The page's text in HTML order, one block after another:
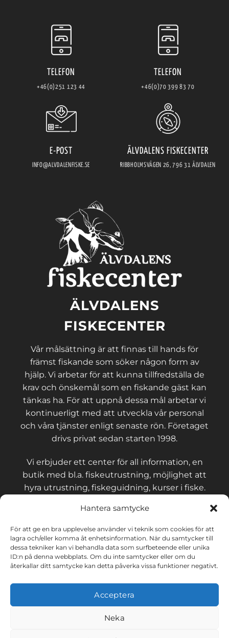
Hantera samtycke
För att ge en bra upplevelse använder vi teknik som cookies för att
lagra och/eller komma åt enhetsinformation. När du samtycker till
dessa tekniker kan vi behandla data som surfbeteende eller unika
ID:n på denna webbplats. Om du inte samtycker eller om du
återkallar ditt samtycke kan detta påverka vissa funktioner negativt.
Acceptera
Neka
TELEFON
+46(0)251 123 44
TELEFON
+46(0)70 399 83 70
E-POST
INFO@ALVDALENFISKE.SE
ÄLVDALENS FISKECENTER
RIBBHOLMSVÄGEN 26, 796 31 ÄLVDALEN
ÄLVDALENS
FISKECENTER
Vår målsättning är att finnas till hands för
främst fiskande som söker någon form av
hjälp. Vi arbetar för att kunna tillfredställa de
krav och önskemål som en fiskande gäst kan
tänkas ha. För att uppnå dessa mål arbetar vi
kontinuerligt med att utveckla vår personal
och våra tjänster enligt senaste rön. Företaget
drivs privat sedan starten 1998.
Vi erbjuder ett center för all information, en
butik med bl.a. fiskeutrustning, möjlighet att
hyra utrustning, fiskeguidning, kurser i fiske.
KONTAKT OCH VILLKOR